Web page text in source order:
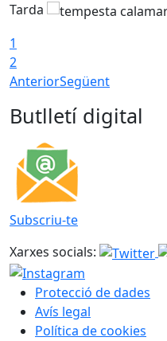
Tarda
1
2
AnteriorSegüent
Butlletí digital
Subscriu-te
Xarxes socials:
Protecció de dades
Avís legal
Política de cookies